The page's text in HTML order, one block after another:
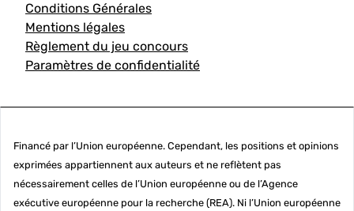
Conditions Générales
Mentions légales
Règlement du jeu concours
Paramètres de confidentialité
Financé par l’Union européenne. Cependant, les positions et opinions
exprimées appartiennent aux auteurs et ne reflètent pas
nécessairement celles de l’Union européenne ou de l’Agence
exécutive européenne pour la recherche (REA). Ni l’Union européenne